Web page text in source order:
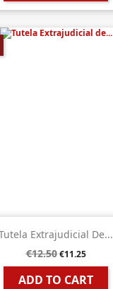
Extrajudicial De...
€12.50 €11.25
ADD TO CART